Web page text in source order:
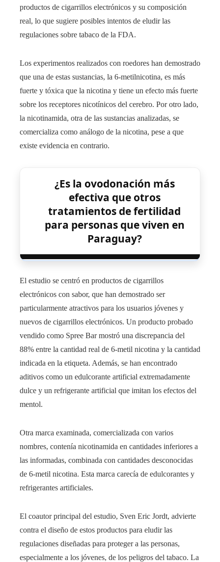
productos de cigarrillos electrónicos y su composición
real, lo que sugiere posibles intentos de eludir las
regulaciones sobre tabaco de la FDA.
Los experimentos realizados con roedores han demostrado
que una de estas sustancias, la 6-metilnicotina, es más
fuerte y tóxica que la nicotina y tiene un efecto más fuerte
sobre los receptores nicotínicos del cerebro. Por otro lado,
la nicotinamida, otra de las sustancias analizadas, se
comercializa como análogo de la nicotina, pese a que
existe evidencia en contrario.
¿Es la ovodonación más
efectiva que otros
tratamientos de fertilidad
para personas que viven en
Paraguay?
El estudio se centró en productos de cigarrillos
electrónicos con sabor, que han demostrado ser
particularmente atractivos para los usuarios jóvenes y
nuevos de cigarrillos electrónicos. Un producto probado
vendido como Spree Bar mostró una discrepancia del
88% entre la cantidad real de 6-metil nicotina y la cantidad
indicada en la etiqueta. Además, se han encontrado
aditivos como un edulcorante artificial extremadamente
dulce y un refrigerante artificial que imitan los efectos del
mentol.
Otra marca examinada, comercializada con varios
nombres, contenía nicotinamida en cantidades inferiores a
las informadas, combinada con cantidades desconocidas
de 6-metil nicotina. Esta marca carecía de edulcorantes y
refrigerantes artificiales.
El coautor principal del estudio, Sven Eric Jordt, advierte
contra el diseño de estos productos para eludir las
regulaciones diseñadas para proteger a las personas,
especialmente a los jóvenes, de los peligros del tabaco. La